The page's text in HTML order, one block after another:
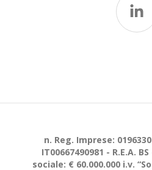
n. Reg. Imprese:
IT00667490981 - R.E.A.
sociale: € 60.000.000 i.v.